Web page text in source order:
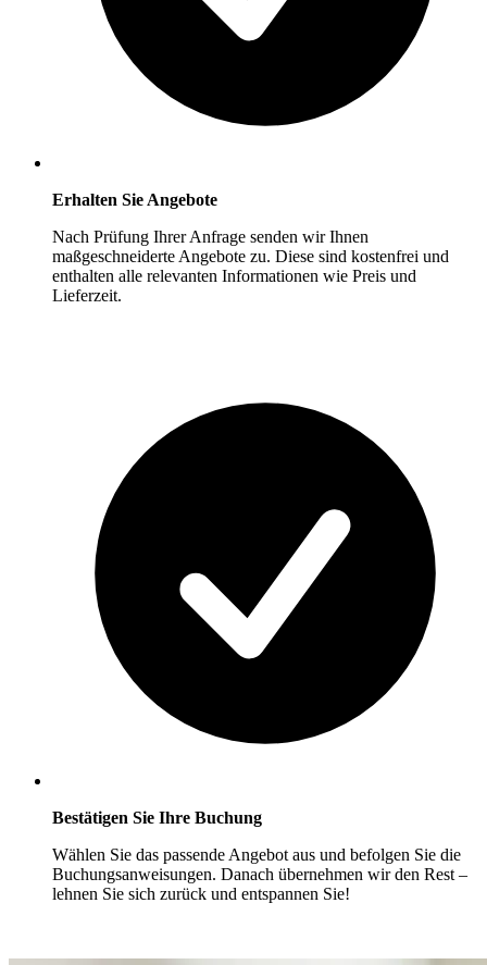
Erhalten Sie Angebote
Nach Prüfung Ihrer Anfrage senden wir Ihnen
maßgeschneiderte Angebote zu. Diese sind kostenfrei und
enthalten alle relevanten Informationen wie Preis und
Lieferzeit.
Bestätigen Sie Ihre Buchung
Wählen Sie das passende Angebot aus und befolgen Sie die
Buchungsanweisungen. Danach übernehmen wir den Rest –
lehnen Sie sich zurück und entspannen Sie!